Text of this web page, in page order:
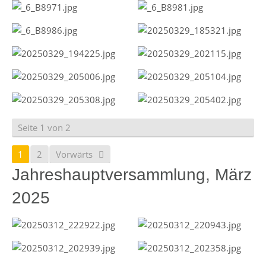
Seite 1 von 2
1 2 Vorwärts
Jahreshauptversammlung, März
2025